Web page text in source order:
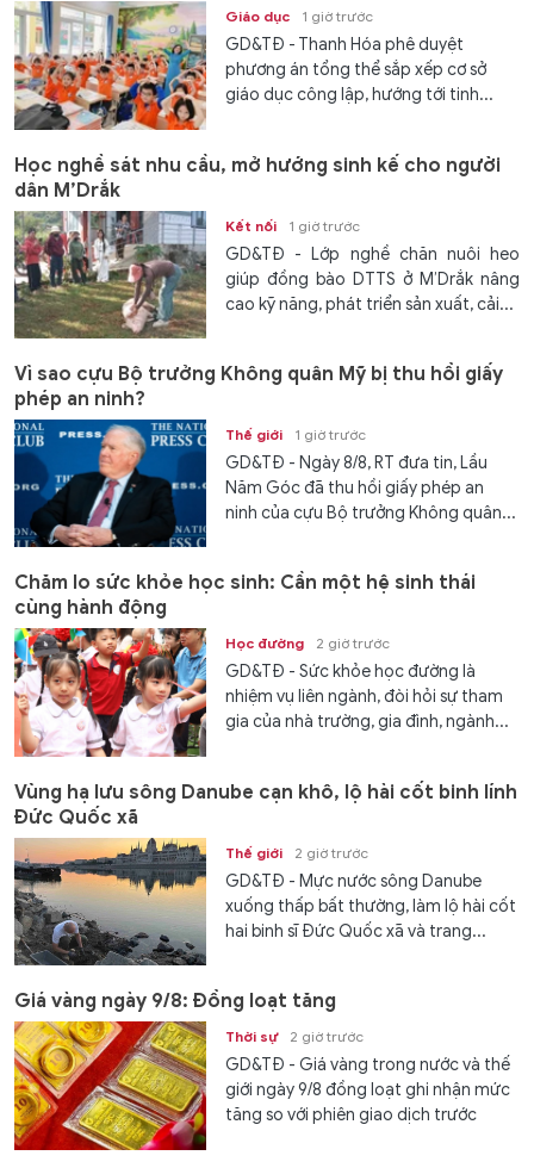
Giáo dục 1 giờ trước
GD&TĐ - Thanh Hóa phê duyệt
phương án tổng thể sắp xếp cơ sở
giáo dục công lập, hướng tới tinh...
Học nghề sát nhu cầu, mở hướng sinh kế cho người
dân M’Drắk
Kết nối 1 giờ trước
GD&TĐ - Lớp nghề chăn nuôi heo
giúp đồng bào DTTS ở M’Drắk nâng
cao kỹ năng, phát triển sản xuất, cải...
Vì sao cựu Bộ trưởng Không quân Mỹ bị thu hồi giấy
phép an ninh?
Thế giới 1 giờ trước
GD&TĐ - Ngày 8/8, RT đưa tin, Lầu
Năm Góc đã thu hồi giấy phép an
ninh của cựu Bộ trưởng Không quân...
Chăm lo sức khỏe học sinh: Cần một hệ sinh thái
cùng hành động
Học đường 2 giờ trước
GD&TĐ - Sức khỏe học đường là
nhiệm vụ liên ngành, đòi hỏi sự tham
gia của nhà trường, gia đình, ngành...
Vùng hạ lưu sông Danube cạn khô, lộ hài cốt binh lính
Đức Quốc xã
Thế giới 2 giờ trước
GD&TĐ - Mực nước sông Danube
xuống thấp bất thường, làm lộ hài cốt
hai binh sĩ Đức Quốc xã và trang...
Giá vàng ngày 9/8: Đồng loạt tăng
Thời sự 2 giờ trước
GD&TĐ - Giá vàng trong nước và thế
giới ngày 9/8 đồng loạt ghi nhận mức
tăng so với phiên giao dịch trước